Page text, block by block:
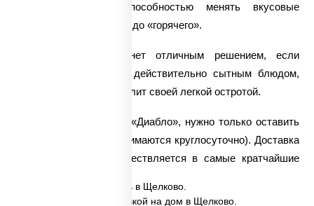
отличается своей способностью менять вкусовые
ощущения от «теплого» до «горячего».
Пицца «Диабло» станет отличным решением, если
хочется полакомиться действительно сытным блюдом,
которое приятно впечатлит своей легкой остротой.
Чтобы заказать пиццу «Диабло», нужно только оставить
нам заказ (заказы принимаются круглосуточно). Доставка
«Диабло» осуществляется в самые кратчайшие
✅ Пицца Дьябло заказать в Щелково.
✅ Пицца Дьябло с доставкой на дом в Щелково.